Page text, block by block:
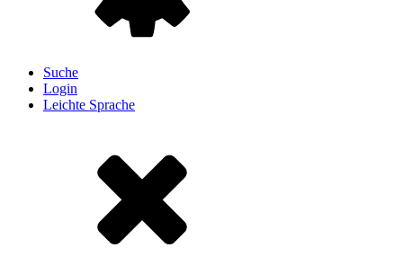
Suche
Login
Leichte Sprache